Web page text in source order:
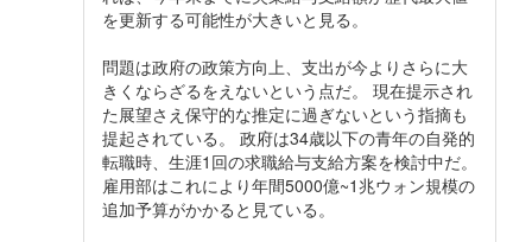
を更新する可能性が大きいと見る。
問題は政府の政策方向上、支出が今よりさらに大
きくならざるをえないという点だ。 現在提示され
た展望さえ保守的な推定に過ぎないという指摘も
提起されている。 政府は34歳以下の青年の自発的
転職時、生涯1回の求職給与支給方案を検討中だ。
雇用部はこれにより年間5000億~1兆ウォン規模の
追加予算がかかると見ている。